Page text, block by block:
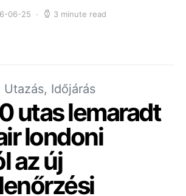
06-25 3 minute read
Utazás, Időjárás
utas lemaradt
londoni
az új